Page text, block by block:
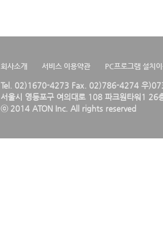
회사소개 서비스 이용약관 PC프로그램 설치
Tel. 02)1670-4273 Fax. 02)786-4274 우
서울시 영등포구 여의대로 108 파크원타워1 26
ⓒ 2014 ATON Inc. All rights reserved